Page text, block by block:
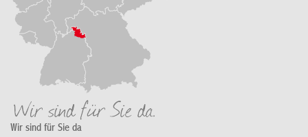
Wir sind für Sie da